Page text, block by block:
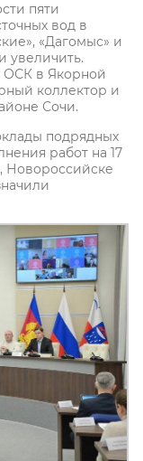
пяти
вод в
«Дагомыс» и
увеличить.
ОСК в Якорной
коллектор и
Сочи.
подрядных
работ на 17
Новороссийске